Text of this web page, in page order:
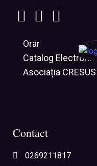
Orar
Catalog Electronic
Asociația CRESUS
Contact
0269211817